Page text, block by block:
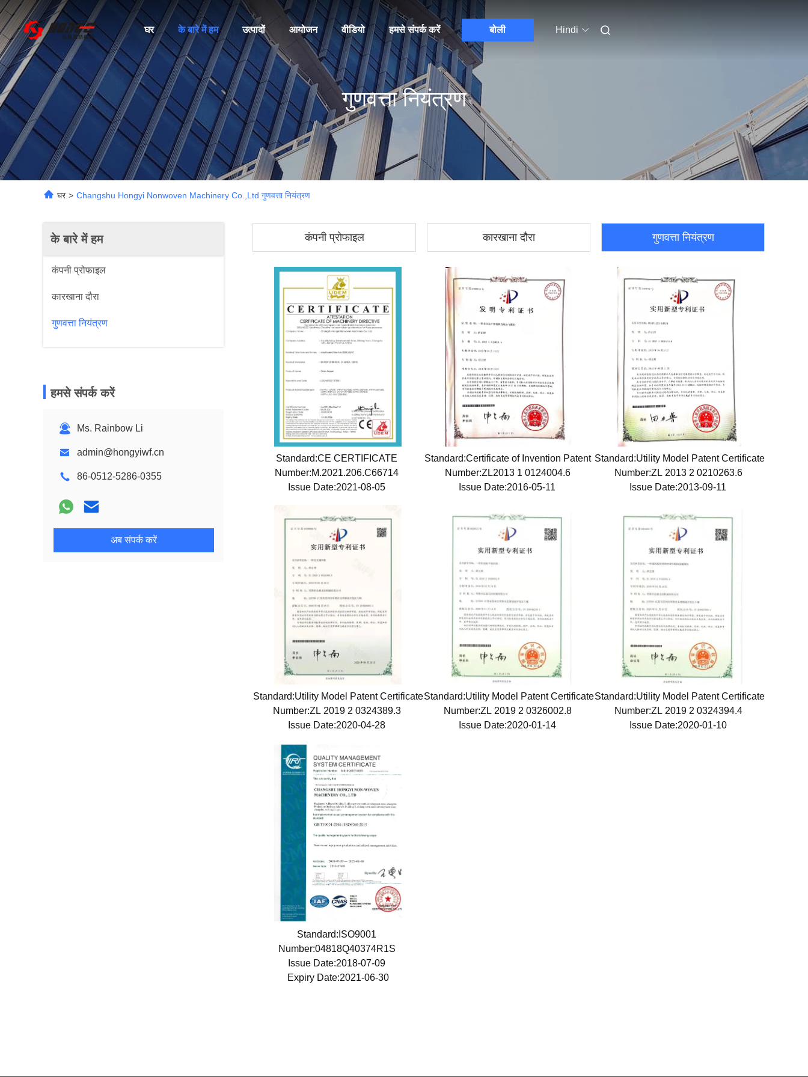
घर के बारे में हम उत्पादों आयोजन वीडियो हमसे संपर्क करें बोली Hindi
गुणवत्ता नियंत्रण
घर > Changshu Hongyi Nonwoven Machinery Co.,Ltd गुणवत्ता नियंत्रण
के बारे में हम
कंपनी प्रोफाइल
कारखाना दौरा
गुणवत्ता नियंत्रण
हमसे संपर्क करें
Ms. Rainbow Li
admin@hongyiwf.cn
86-0512-5286-0355
अब संपर्क करें
कंपनी प्रोफाइल कारखाना दौरा गुणवत्ता नियंत्रण
Standard:CE CERTIFICATE
Number:M.2021.206.C66714
Issue Date:2021-08-05
Standard:Certificate of Invention Patent
Number:ZL2013 1 0124004.6
Issue Date:2016-05-11
Standard:Utility Model Patent Certificate
Number:ZL 2013 2 0210263.6
Issue Date:2013-09-11
Standard:Utility Model Patent Certificate
Number:ZL 2019 2 0324389.3
Issue Date:2020-04-28
Standard:Utility Model Patent Certificate
Number:ZL 2019 2 0326002.8
Issue Date:2020-01-14
Standard:Utility Model Patent Certificate
Number:ZL 2019 2 0324394.4
Issue Date:2020-01-10
Standard:ISO9001
Number:04818Q40374R1S
Issue Date:2018-07-09
Expiry Date:2021-06-30